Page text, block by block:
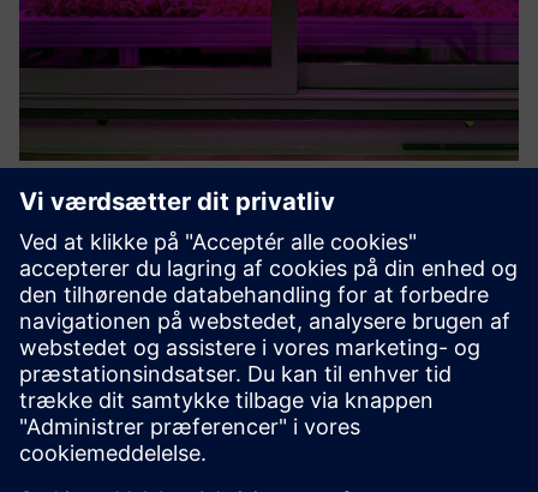
Infinite Acres Micro R&D Lab
Vertical Farming Module
Accelerate agricultural research with Mini R&D Module, a
fully controlled vertical farming unit designed specifically
for precision research and testing. This compact laboratory
enables controlled experiments with new varieties, ...
Få mere at vide